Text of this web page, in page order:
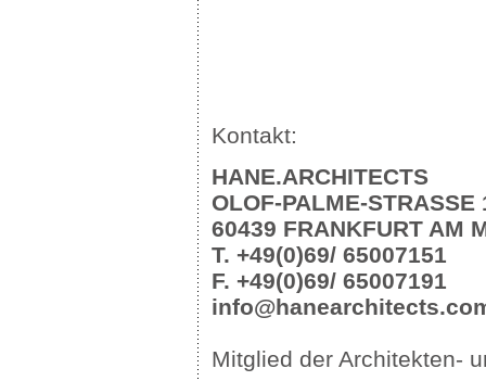
Kontakt:
HANE.ARCHITECTS
OLOF-PALME-STRASSE
60439 FRANKFURT AM
T. +49(0)69/ 65007151
F. +49(0)69/ 65007191
Mitglied der Architekten-